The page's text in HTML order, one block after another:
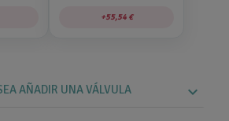
55,54 €
AÑADIR UNA VÁLVULA expand_more